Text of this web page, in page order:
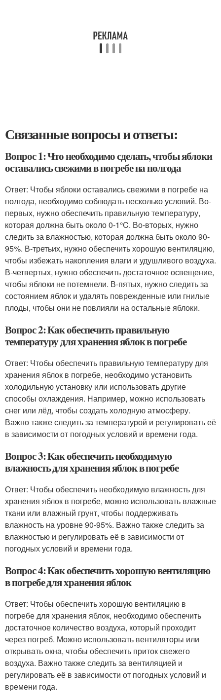
Связанные вопросы и ответы:
Вопрос 1: Что необходимо сделать, чтобы яблоки
оставались свежими в погребе на полгода
Ответ: Чтобы яблоки оставались свежими в погребе на
полгода, необходимо соблюдать несколько условий. Во-
первых, нужно обеспечить правильную температуру,
которая должна быть около 0-1°C. Во-вторых, нужно
следить за влажностью, которая должна быть около 90-
95%. В-третьих, нужно обеспечить хорошую вентиляцию,
чтобы избежать накопления влаги и удушливого воздуха.
В-четвертых, нужно обеспечить достаточное освещение,
чтобы яблоки не потемнели. В-пятых, нужно следить за
состоянием яблок и удалять поврежденные или гнилые
плоды, чтобы они не повлияли на остальные яблоки.
Вопрос 2: Как обеспечить правильную
температуру для хранения яблок в погребе
Ответ: Чтобы обеспечить правильную температуру для
хранения яблок в погребе, необходимо установить
холодильную установку или использовать другие
способы охлаждения. Например, можно использовать
снег или лёд, чтобы создать холодную атмосферу.
Важно также следить за температурой и регулировать её
в зависимости от погодных условий и времени года.
Вопрос 3: Как обеспечить необходимую
влажность для хранения яблок в погребе
Ответ: Чтобы обеспечить необходимую влажность для
хранения яблок в погребе, можно использовать влажные
ткани или влажный грунт, чтобы поддерживать
влажность на уровне 90-95%. Важно также следить за
влажностью и регулировать её в зависимости от
погодных условий и времени года.
Вопрос 4: Как обеспечить хорошую вентиляцию
в погребе для хранения яблок
Ответ: Чтобы обеспечить хорошую вентиляцию в
погребе для хранения яблок, необходимо обеспечить
достаточное количество воздуха, который проходит
через погреб. Можно использовать вентиляторы или
открывать окна, чтобы обеспечить приток свежего
воздуха. Важно также следить за вентиляцией и
регулировать её в зависимости от погодных условий и
времени года.